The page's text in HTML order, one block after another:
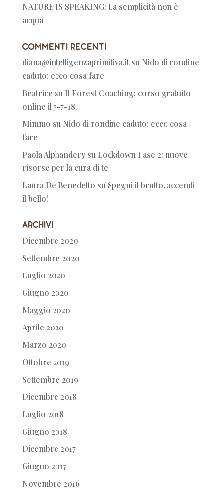
NATURE IS SPEAKING: La semplicità non è
acqua
Commenti recenti
diana@intelligenzaprimitiva.itsu Nido di rondine
caduto: ecco cosa fare
Beatrice su Il Forest Coaching: corso gratuito
online il 5-7-18.
Mimmo su Nido di rondine caduto: ecco cosa
fare
Paola Alphanderysu Lockdown Fase 2: nuove
risorse per la cura di te
Laura De Benedetto su Spegni il brutto, accendi
il bello!
Archivi
Dicembre 2020
Settembre 2020
Luglio 2020
Giugno 2020
Maggio 2020
Aprile 2020
Marzo 2020
Ottobre 2019
Settembre 2019
Dicembre 2018
Luglio 2018
Giugno 2018
Dicembre 2017
Giugno 2017
Novembre 2016